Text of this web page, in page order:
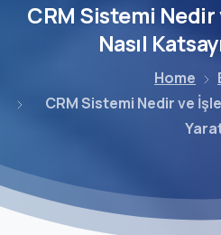
CRM Sistemi Nedir
Nasıl
Home
CRM Sistemi Nedir ve